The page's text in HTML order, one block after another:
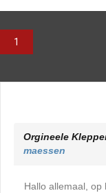
1
Orgineele
maessen
Hallo allemaal,